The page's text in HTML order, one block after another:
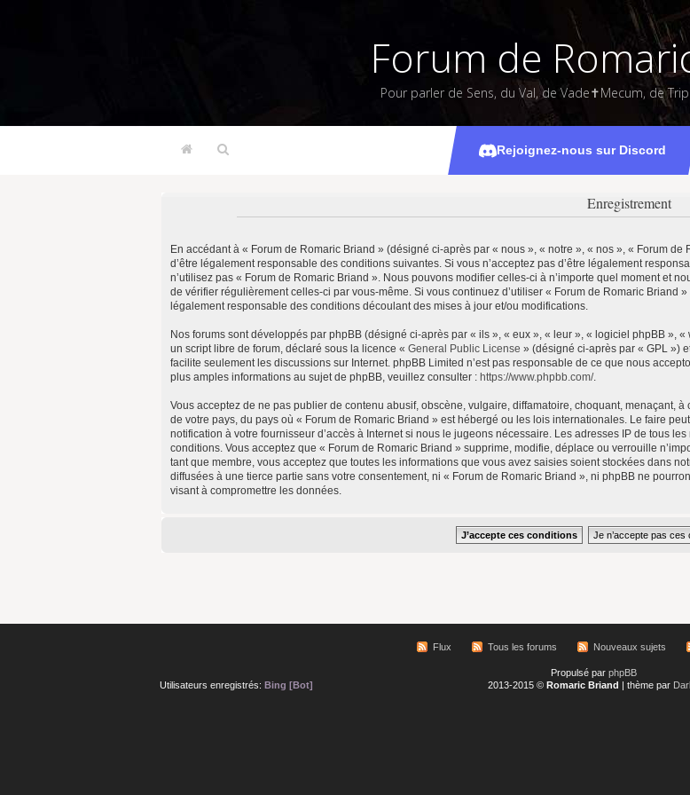
Forum de
Pour parler de Sens, du Val, de Vade✝Mecum, de
Rejoignez-nous sur Discord
Enregistrement
En accédant à « Forum de Romaric Briand » (désigné ci-après par « nous », « notre », « nos », « Forum
d’être légalement responsable des conditions suivantes. Si vous n’acceptez pas d’être légalement
n’utilisez pas « Forum de Romaric Briand ». Nous pouvons modifier celles-ci à n’importe quel moment et
de vérifier régulièrement celles-ci par vous-même. Si vous continuez d’utiliser « Forum de Romaric Briand
légalement responsable des conditions découlant des mises à jour et/ou modifications.
Nos forums sont développés par phpBB (désigné ci-après par « ils », « eux », « leur », « logiciel phpBB »,
un script libre de forum, déclaré sous la licence « General Public License » (désigné ci-après par « GPL »)
facilite seulement les discussions sur Internet. phpBB Limited n’est pas responsable de ce que nous
plus amples informations au sujet de phpBB, veuillez consulter : https://www.phpbb.com/.
Vous acceptez de ne pas publier de contenu abusif, obscène, vulgaire, diffamatoire, choquant, menaçant,
de votre pays, du pays où « Forum de Romaric Briand » est hébergé ou les lois internationales. Le faire
notification à votre fournisseur d’accès à Internet si nous le jugeons nécessaire. Les adresses IP de tous
conditions. Vous acceptez que « Forum de Romaric Briand » supprime, modifie, déplace ou verrouille
tant que membre, vous acceptez que toutes les informations que vous avez saisies soient stockées dans
diffusées à une tierce partie sans votre consentement, ni « Forum de Romaric Briand », ni phpBB ne
visant à compromettre les données.
Flux Tous les forums Nouveaux sujets
Utilisateurs enregistrés: Bing [Bot]
Propulsé par phpBB
2013-2015 © Romaric Briand | thème par